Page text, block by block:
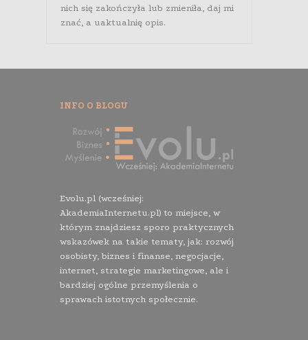
nich się zakończyła lub zmieniła, daj mi
znać, a uaktualnię opis.
INFO O BLOGU
Evolu.pl (wcześniej:
AkademiaInternetu.pl) to miejsce, w
którym znajdziesz sporo praktycznych
wskazówek na takie tematy, jak: rozwój
osobisty, biznes i finanse, negocjacje,
internet, strategie marketingowe, ale i
bardziej ogólne przemyślenia o
sprawach istotnych społecznie.